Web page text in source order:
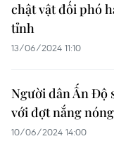
chật vật đối phó
tỉnh
13/06/2024 11:10
Người dân Ấn Độ
với đợt nắng
10/06/2024 14:00